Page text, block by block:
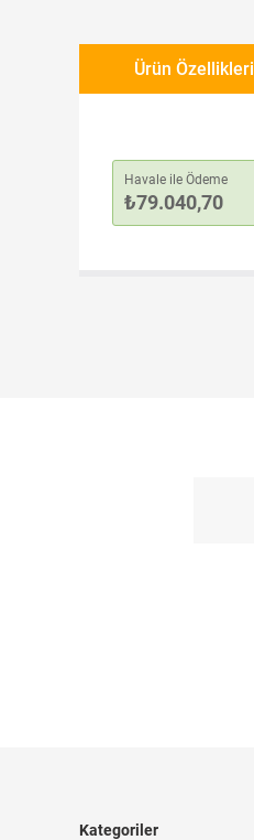
Ürün Özellikleri
Havale ile Ödeme
₺79.040,70
Kategoriler